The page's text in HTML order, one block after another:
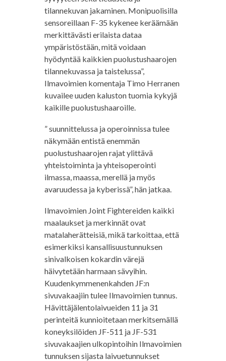
tilannekuvan jakaminen. Monipuolisilla
sensoreillaan F-35 kykenee keräämään
merkittävästi erilaista dataa
ympäristöstään, mitä voidaan
hyödyntää kaikkien puolustushaarojen
tilannekuvassa ja taistelussa”,
Ilmavoimien komentaja Timo Herranen
kuvailee uuden kaluston tuomia kykyjä
kaikille puolustushaaroille.
” suunnittelussa ja operoinnissa tulee
näkymään entistä enemmän
puolustushaarojen rajat ylittävä
yhteistoiminta ja yhteisoperointi
ilmassa, maassa, merellä ja myös
avaruudessa ja kyberissä”, hän jatkaa.
Ilmavoimien Joint Fightereiden kaikki
maalaukset ja merkinnät ovat
matalaherätteisiä, mikä tarkoittaa, että
esimerkiksi kansallisuustunnuksen
sinivalkoisen kokardin värejä
häivytetään harmaan sävyihin.
Kuudenkymmenenkahden JF:n
sivuvakaajiin tulee Ilmavoimien tunnus.
Hävittäjälentolaivueiden 11 ja 31
perinteitä kunnioitetaan merkitsemällä
koneyksilöiden JF-511 ja JF-531
sivuvakaajien ulkopintoihin Ilmavoimien
tunnuksen sijasta laivuetunnukset